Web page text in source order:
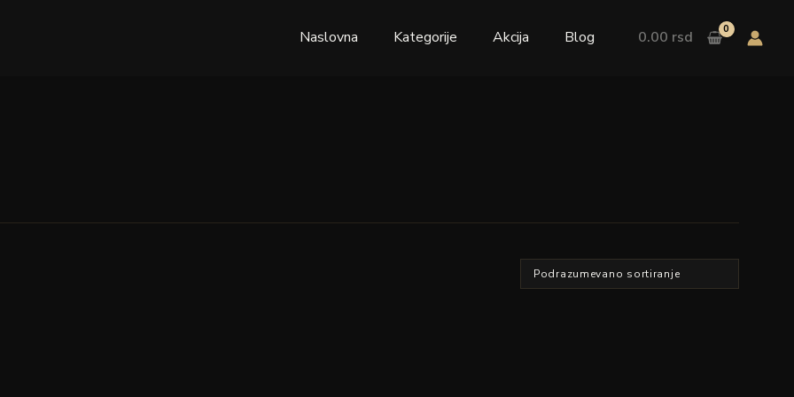
Naslovna Kategorije Akcija Blog 0.00 rsd